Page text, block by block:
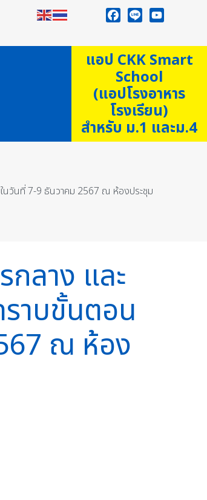
แอป CKK Smart
School
(แอปโรงอาหาร
โรงเรียน)
สำหรับ ม.1 และม.4
นวันที่ 7-9 ธันวาคม 2567 ณ ห้องประชุม
ลาง และ
าบขั้นตอน
ณ ห้อง